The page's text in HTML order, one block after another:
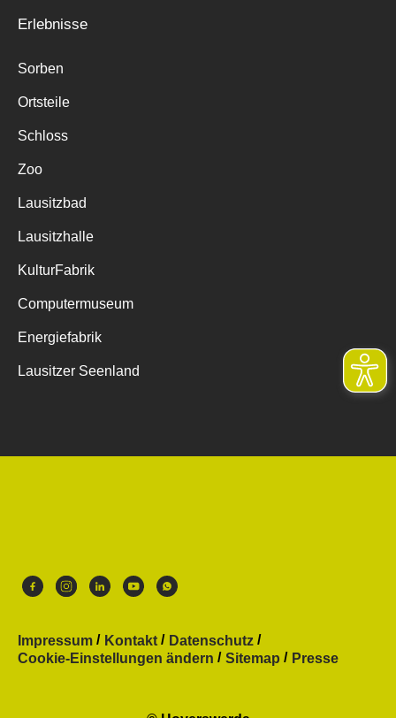
Erlebnisse
Sorben
Ortsteile
Schloss
Zoo
Lausitzbad
Lausitzhalle
KulturFabrik
Computermuseum
Energiefabrik
Lausitzer Seenland
Impressum Kontakt
Datenschutz
Cookie-Einstellungen ändern
Sitemap Presse